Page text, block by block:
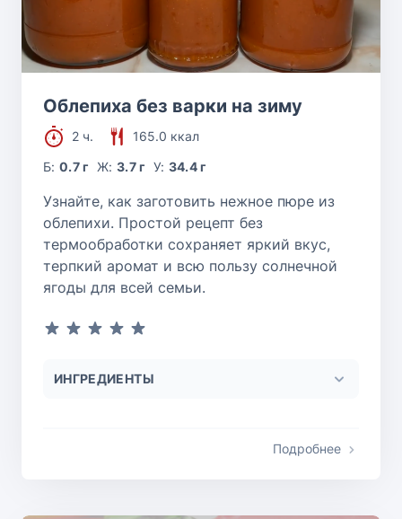
Облепиха без варки на зиму
2 ч.
165.0 ккал
Б:0.7 г Ж: 3.7 г У: 34.4 г
Узнайте, как заготовить нежное пюре из
облепихи. Простой рецепт без
термообработки сохраняет яркий вкус,
терпкий аромат и всю пользу солнечной
ягоды для всей семьи.
ИНГРЕДИЕНТЫ
Подробнее